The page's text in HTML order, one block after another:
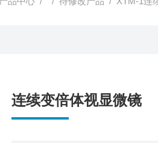
连续变倍体视显微镜